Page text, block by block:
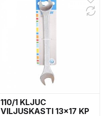
110/1 KLJUC
VILJUSKASTI 13×17 KP